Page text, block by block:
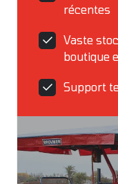
récentes
Vaste
boutique
Support